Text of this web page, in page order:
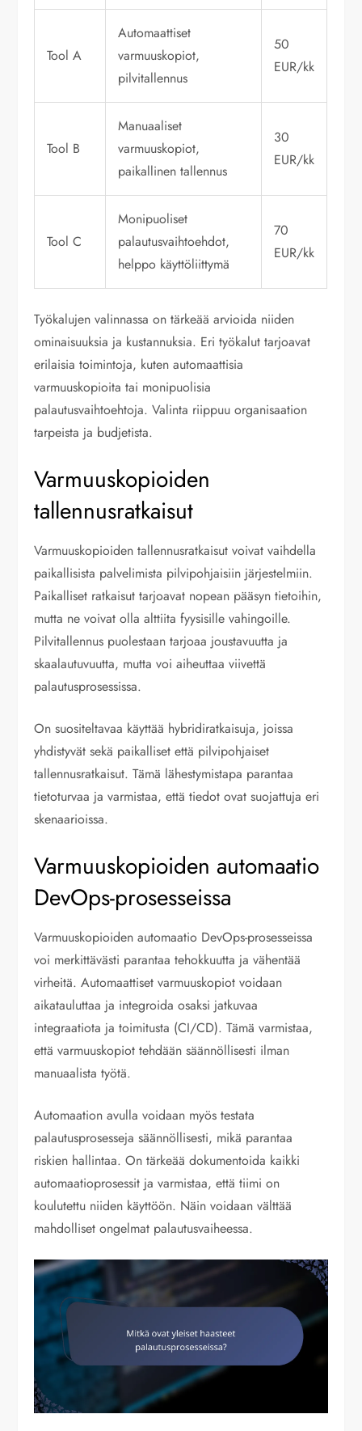
Tool A
Automaattiset
varmuuskopiot,
pilvitallennus
50
EUR/kk
Tool B
Manuaaliset
varmuuskopiot,
paikallinen tallennus
30
EUR/kk
Tool C
Monipuoliset
palautusvaihtoehdot,
helppo käyttöliittymä
70
EUR/kk
Työkalujen valinnassa on tärkeää arvioida niiden
ominaisuuksia ja kustannuksia. Eri työkalut tarjoavat
erilaisia toimintoja, kuten automaattisia
varmuuskopioita tai monipuolisia
palautusvaihtoehtoja. Valinta riippuu organisaation
tarpeista ja budjetista.
Varmuuskopioiden
tallennusratkaisut
Varmuuskopioiden tallennusratkaisut voivat vaihdella
paikallisista palvelimista pilvipohjaisiin järjestelmiin.
Paikalliset ratkaisut tarjoavat nopean pääsyn tietoihin,
mutta ne voivat olla alttiita fyysisille vahingoille.
Pilvitallennus puolestaan tarjoaa joustavuutta ja
skaalautuvuutta, mutta voi aiheuttaa viivettä
palautusprosessissa.
On suositeltavaa käyttää hybridiratkaisuja, joissa
yhdistyvät sekä paikalliset että pilvipohjaiset
tallennusratkaisut. Tämä lähestymistapa parantaa
tietoturvaa ja varmistaa, että tiedot ovat suojattuja eri
skenaarioissa.
Varmuuskopioiden automaatio
DevOps-prosesseissa
Varmuuskopioiden automaatio DevOps-prosesseissa
voi merkittävästi parantaa tehokkuutta ja vähentää
virheitä. Automaattiset varmuuskopiot voidaan
aikatauluttaa ja integroida osaksi jatkuvaa
integraatiota ja toimitusta (CI/CD). Tämä varmistaa,
että varmuuskopiot tehdään säännöllisesti ilman
manuaalista työtä.
Automaation avulla voidaan myös testata
palautusprosesseja säännöllisesti, mikä parantaa
riskien hallintaa. On tärkeää dokumentoida kaikki
automaatioprosessit ja varmistaa, että tiimi on
koulutettu niiden käyttöön. Näin voidaan välttää
mahdolliset ongelmat palautusvaiheessa.